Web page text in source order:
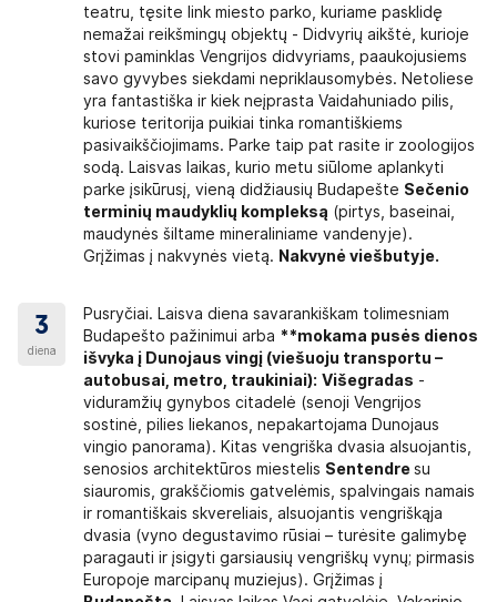
teatru, tęsite link miesto parko, kuriame pasklidę
nemažai reikšmingų objektų - Didvyrių aikštė, kurioje
stovi paminklas Vengrijos didvyriams, paaukojusiems
savo gyvybes siekdami nepriklausomybės. Netoliese
yra fantastiška ir kiek neįprasta Vaidahuniado pilis,
kuriose teritorija puikiai tinka romantiškiems
pasivaikščiojimams. Parke taip pat rasite ir zoologijos
sodą. Laisvas laikas, kurio metu siūlome aplankyti
parke įsikūrusį, vieną didžiausių Budapešte Sečenio
terminių maudyklių kompleksą (pirtys, baseinai,
maudynės šiltame mineraliniame vandenyje).
Grįžimas į nakvynės vietą. Nakvynė viešbutyje.
3
diena
Pusryčiai. Laisva diena savarankiškam tolimesniam
Budapešto pažinimui arba **mokama pusės dienos
išvyka į Dunojaus vingį (viešuoju transportu –
autobusai, metro, traukiniai): Višegradas -
viduramžių gynybos citadelė (senoji Vengrijos
sostinė, pilies liekanos, nepakartojama Dunojaus
vingio panorama). Kitas vengriška dvasia alsuojantis,
senosios architektūros miestelis Sentendresu
siauromis, grakščiomis gatvelėmis, spalvingais namais
ir romantiškais skvereliais, alsuojantis vengriškąja
dvasia (vyno degustavimo rūsiai – turėsite galimybę
paragauti ir įsigyti garsiausių vengriškų vynų; pirmasis
Europoje marcipanų muziejus). Grįžimas į